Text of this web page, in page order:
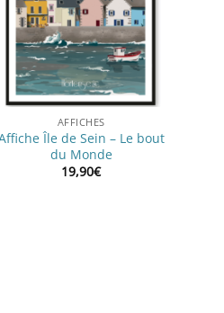
AFFICHES
Île de Sein – Le bout
du Monde
19,90€